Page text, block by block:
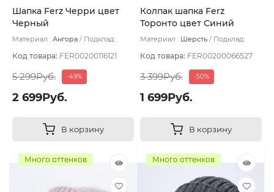
Шапка Ferz Черри цвет
Черный
Материал : Ангора
Подклад:
Код товара: FER00200116121
5 299Руб. -49%
2 699Руб.
В корзину
Колпак шапка Ferz
Торонто цвет Синий
тёмный
Материал : Шерсть
Подклад:
Код товара: FER00200066527
3 399Руб. -50%
1 699Руб.
В корзину
Много оттенков Много оттенков